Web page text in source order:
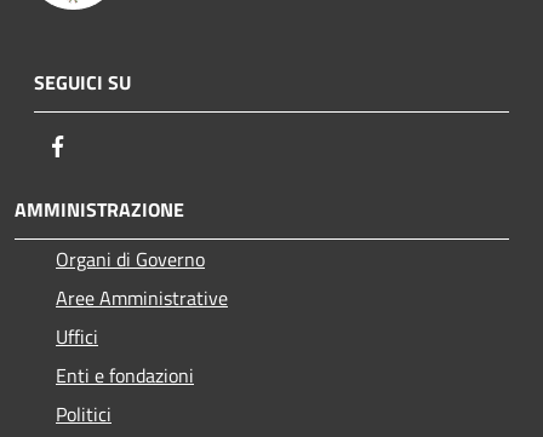
SEGUICI SU
AMMINISTRAZIONE
Organi di Governo
Aree Amministrative
Uffici
Enti e fondazioni
Politici